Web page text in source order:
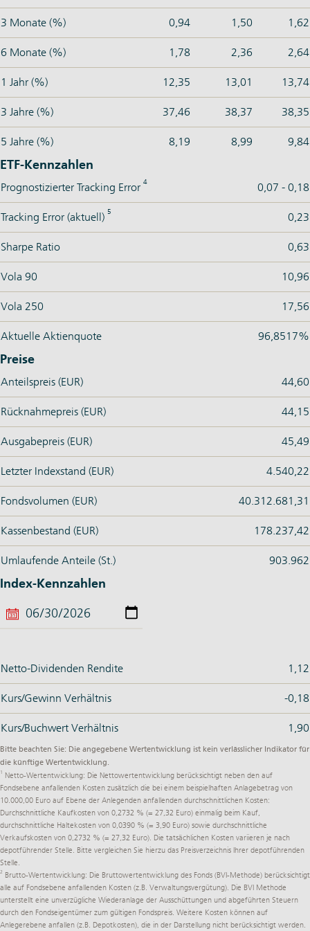
3 Monate (%) 0,94 1,50 1,62
6 Monate (%) 1,78 2,36 2,64
1 Jahr (%) 12,35 13,01 13,74
3 Jahre (%) 37,46 38,37 38,35
5 Jahre (%) 8,19 8,99 9,84
ETF-Kennzahlen
Prognostizierter Tracking Error 4 0,07 - 0,18
Tracking Error (aktuell) 5 0,23
Sharpe Ratio 0,63
Vola 90 10,96
Vola 250 17,56
Aktuelle Aktienquote 96,8517%
Preise
Anteilspreis (EUR) 44,60
Rücknahmepreis (EUR) 44,15
Ausgabepreis (EUR) 45,49
Letzter Indexstand (EUR) 4.540,22
Fondsvolumen (EUR) 40.312.681,31
Kassenbestand (EUR) 178.237,42
Umlaufende Anteile (St.) 903.962
Index-Kennzahlen
Netto-Dividenden Rendite 1,12
Kurs/Gewinn Verhältnis -0,18
Kurs/Buchwert Verhältnis 1,90
Bitte beachten Sie: Die angegebene Wertentwicklung ist kein verlässlicher Indikator für
die künftige Wertentwicklung.
1
Netto-Wertentwicklung: Die Nettowertentwicklung berücksichtigt neben den auf
Fondsebene anfallenden Kosten zusätzlich die bei einem beispielhaften Anlagebetrag von
10.000,00 Euro auf Ebene der Anlegenden anfallenden durchschnittlichen Kosten:
Durchschnittliche Kaufkosten von 0,2732 % (= 27,32 Euro) einmalig beim Kauf,
durchschnittliche Haltekosten von 0,0390 % (= 3,90 Euro) sowie durchschnittliche
Verkaufskosten von 0,2732 % (= 27,32 Euro). Die tatsächlichen Kosten variieren je nach
depotführender Stelle. Bitte vergleichen Sie hierzu das Preisverzeichnis Ihrer depotführenden
Stelle.
2
Brutto-Wertentwicklung: Die Bruttowertentwicklung des Fonds (BVI-Methode) berücksichtigt
alle auf Fondsebene anfallenden Kosten (z.B. Verwaltungsvergütung). Die BVI Methode
unterstellt eine unverzügliche Wiederanlage der Ausschüttungen und abgeführten Steuern
durch den Fondseigentümer zum gültigen Fondspreis. Weitere Kosten können auf
Anlegerebene anfallen (z.B. Depotkosten), die in der Darstellung nicht berücksichtigt werden.